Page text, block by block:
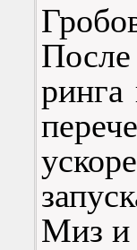
ринга
Миз и